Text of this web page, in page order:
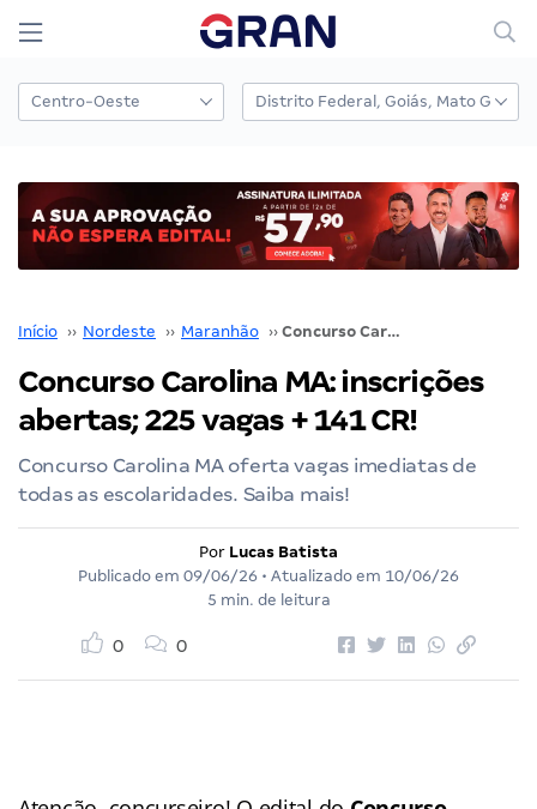
Início ›› Nordeste ›› Maranhão ›› Concurso Carolina MA: inscrições abertas; 225 vagas + 141 CR!
Concurso Carolina MA: inscrições
abertas; 225 vagas + 141 CR!
Concurso Carolina MA oferta vagas imediatas de
todas as escolaridades. Saiba mais!
Por Lucas Batista
Publicado em 09/06/26 • Atualizado em 10/06/26
5 min. de leitura
0 0